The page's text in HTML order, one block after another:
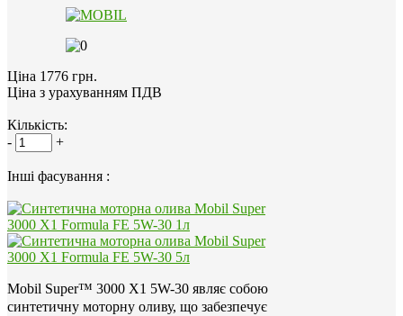
Ціна 1776 грн.
Ціна з урахуванням ПДВ
Кількість:
-
+
Інші фасування :
Mobil Super™ 3000 X1 5W-30 являє собою
синтетичну моторну оливу, що забезпечує